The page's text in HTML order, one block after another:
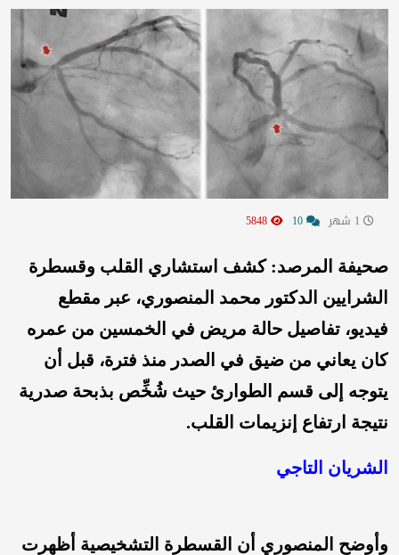
صحيفة المرصد: كشف استشاري القلب وقسطرة
الشرايين الدكتور محمد المنصوري، عبر مقطع
فيديو، تفاصيل حالة مريض في الخمسين من عمره
كان يعاني من ضيق في الصدر منذ فترة، قبل أن
يتوجه إلى قسم الطوارئ حيث شُخِّص بذبحة صدرية
نتيجة ارتفاع إنزيمات القلب.
الشريان التاجي
وأوضح المنصوري أن القسطرة التشخيصية أظهرت